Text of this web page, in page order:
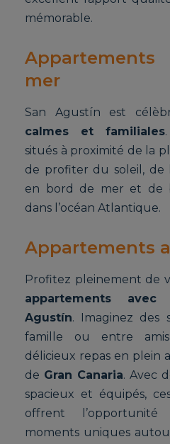
mémorable.
mer
San Agustín est
calmes et familiales
situés à proximité de la
de profiter du soleil, de
en bord de mer et de
dans l’océan Atlantique.
Appartements
Profitez pleinement de
appartements
Agustín. Imaginez des
famille ou entre
délicieux repas en plein
de Gran Canaria. Avec
spacieux et équipés,
offrent
moments uniques